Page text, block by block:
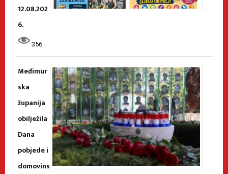
12.08.202
6.
356
Međimur
ska
županija
obilježila
Dana
pobjede i
domovins